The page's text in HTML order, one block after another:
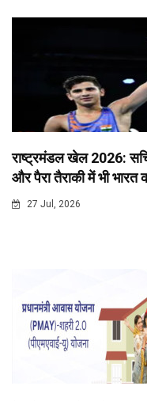
राष्ट्रमंडल खेल 2026:
और पैरा तैराकी में भी भारत
27 Jul, 2026